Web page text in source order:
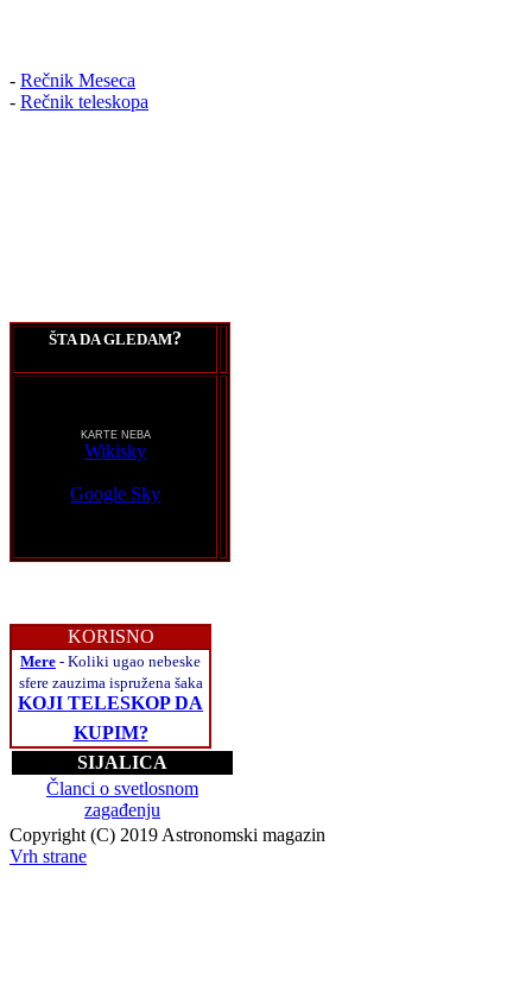
- Rečnik Meseca
- Rečnik teleskopa
ŠTA DA GLEDAM?
KARTE NEBA
Wikisky
Google Sky
KORISNO
Mere - Koliki ugao nebeske
sfere zauzima ispružena šaka
KOJI TELESKOP DA
KUPIM?
SIJALICA
Članci o svetlosnom
zagađenju
Copyright (C) 2019 Astronomski magazin
Vrh strane